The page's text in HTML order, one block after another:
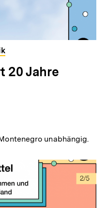
20 Jahre
unabhängig.